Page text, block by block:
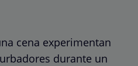
cena experimentan
durante un